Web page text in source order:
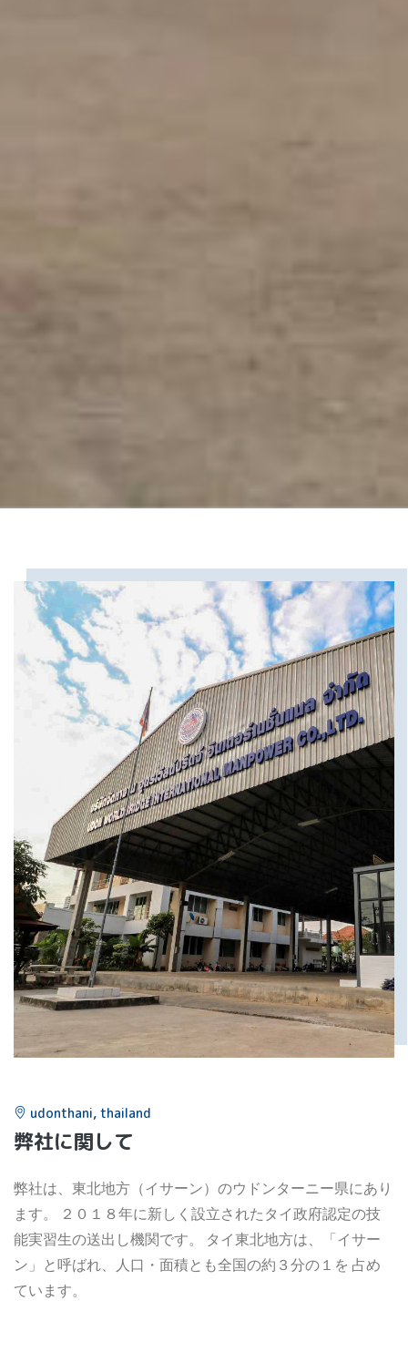
udonthani, thailand
弊社に関して
弊社は、東北地方（イサーン）のウドンターニー県にあり
ます。 ２０１８年に新しく設立されたタイ政府認定の技
能実習生の送出し機関です。 タイ東北地方は、「イサー
ン」と呼ばれ、人口・面積とも全国の約３分の１を 占め
ています。